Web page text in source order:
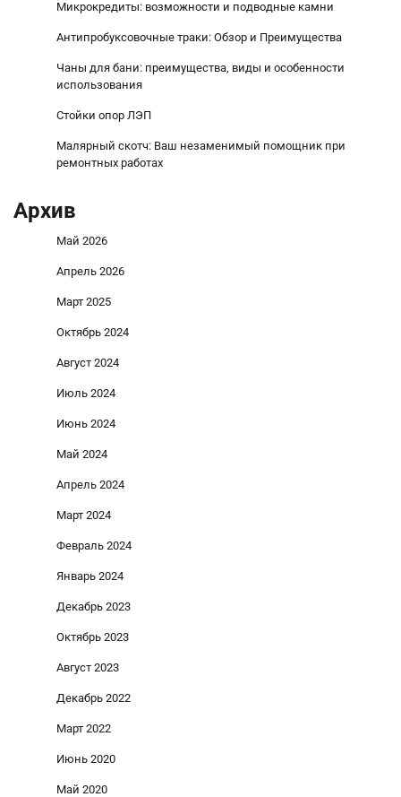
Микрокредиты: возможности и подводные камни
Антипробуксовочные траки: Обзор и Преимущества
Чаны для бани: преимущества, виды и особенности
использования
Стойки опор ЛЭП
Малярный скотч: Ваш незаменимый помощник при
ремонтных работах
Архив
Май 2026
Апрель 2026
Март 2025
Октябрь 2024
Август 2024
Июль 2024
Июнь 2024
Май 2024
Апрель 2024
Март 2024
Февраль 2024
Январь 2024
Декабрь 2023
Октябрь 2023
Август 2023
Декабрь 2022
Март 2022
Июнь 2020
Май 2020